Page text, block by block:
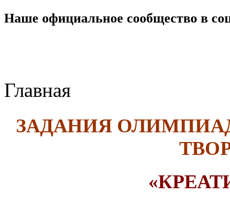
Наше официальное сообщество в
Главная
ЗАДАНИЯ